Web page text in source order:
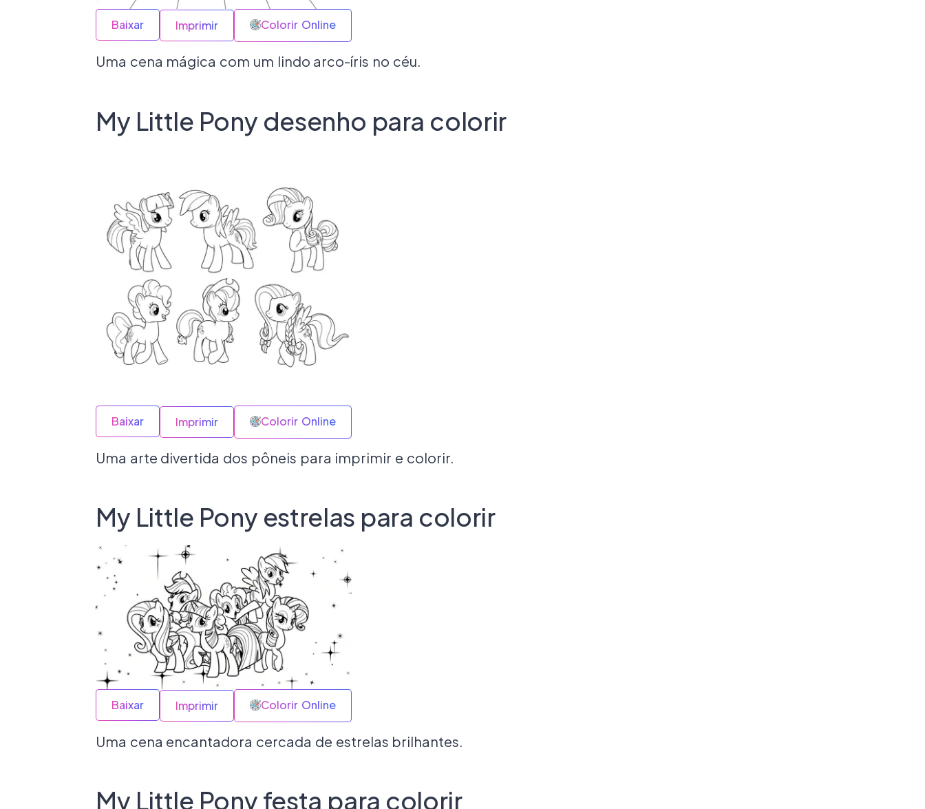
Baixar Imprimir Colorir Online
Uma cena mágica com um lindo arco-íris no céu.
My Little Pony desenho para colorir
Baixar Imprimir Colorir Online
Uma arte divertida dos pôneis para imprimir e colorir.
My Little Pony estrelas para colorir
Baixar Imprimir Colorir Online
Uma cena encantadora cercada de estrelas brilhantes.
My Little Pony festa para colorir